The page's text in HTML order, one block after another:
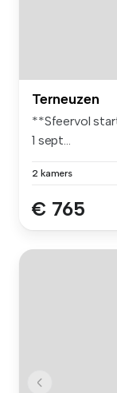
Terneuzen
**Sfeervol
1 sept...
2 kamers
€ 765